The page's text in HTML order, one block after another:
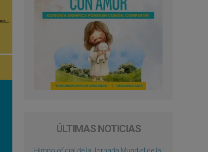
ÚLTIMAS NOTICIAS